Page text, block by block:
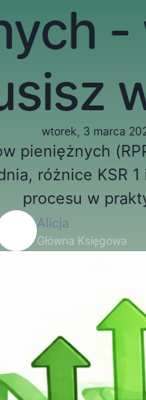
wtorek, 3 marca
pieniężnych
różnice KSR
procesu w
Alicja
Główna Księgowa